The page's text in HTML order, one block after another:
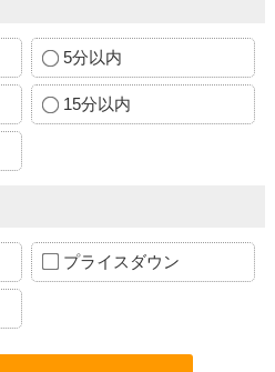
5分以内
15分以内
プライスダウン